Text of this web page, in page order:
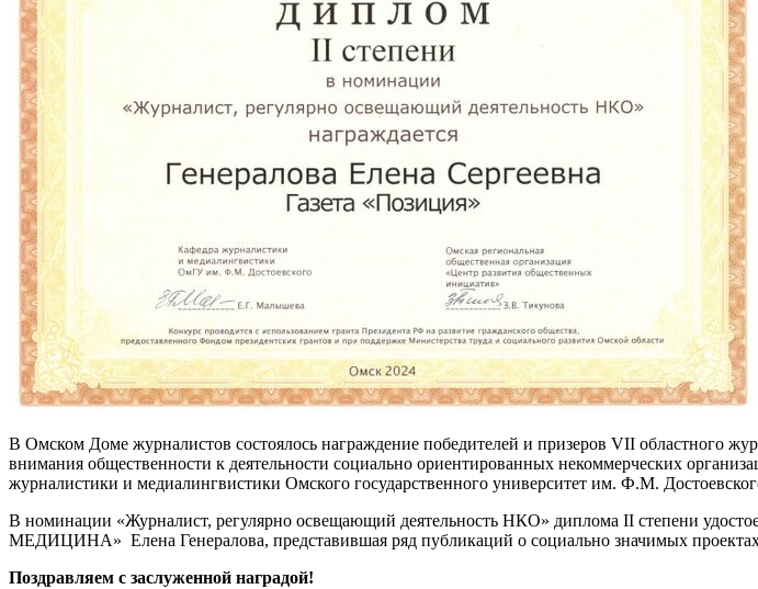
В Омском Доме журналистов состоялось награждение победителей и призеров VII областного
внимания общественности к деятельности социально ориентированных некоммерческих
журналистики и медиалингвистики Омского государственного университет им. Ф.М.
В номинации «Журналист, регулярно освещающий деятельность НКО» диплома II степени
МЕДИЦИНА» Елена Генералова, представившая ряд публикаций о социально значимых
Поздравляем с заслуженной наградой!